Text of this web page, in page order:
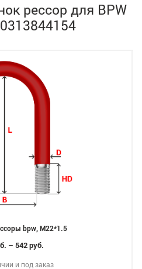
рессор для BPW
bpw, M22*1.5
– 542 руб.
и под заказ